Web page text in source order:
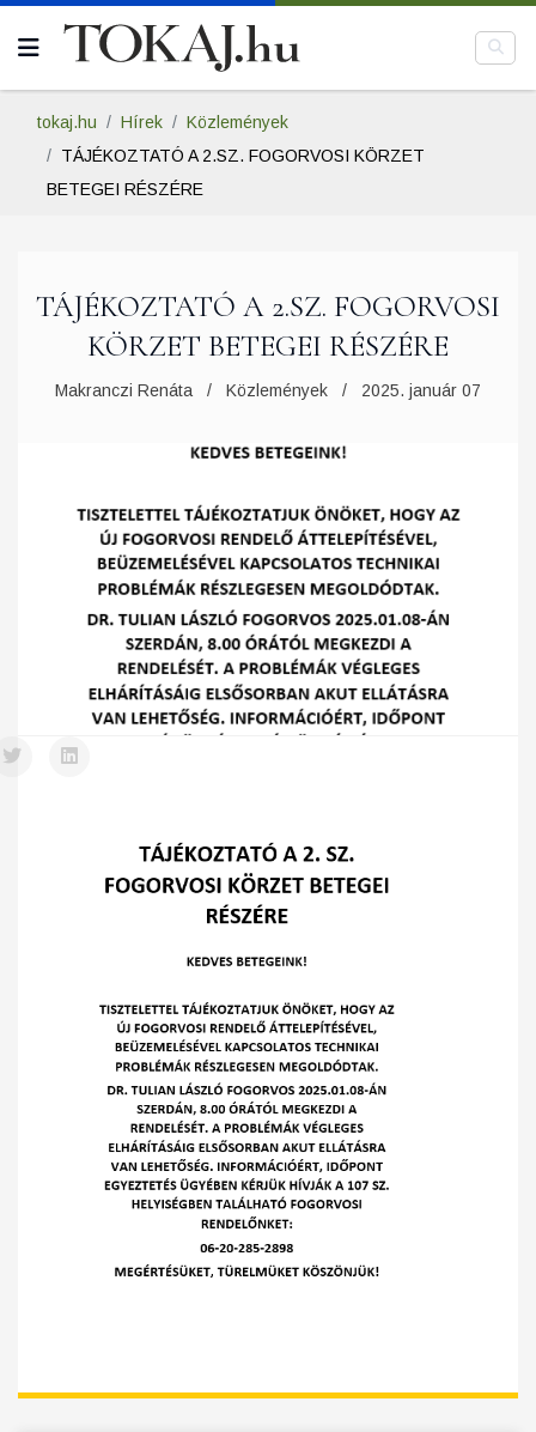
tokaj.hu Hírek
Közlemények
TÁJÉKOZTATÓ A 2.SZ. FOGORVOSI KÖRZET
BETEGEI RÉSZÉRE
TÁJÉKOZTATÓ A 2.SZ. FOGORVOSI
KÖRZET BETEGEI RÉSZÉRE
Makranczi Renáta Közlemények 2025. január 07